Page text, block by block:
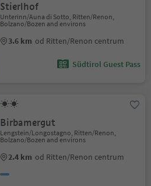
Stierlhof
Unterinn/Auna di Sotto, Ritten/Renon,
Bolzano/Bozen and environs
3.6 km od Ritten/Renon centrum
Südtirol Guest Pass
Birbamergut
Lengstein/Longostagno, Ritten/Renon,
Bolzano/Bozen and environs
2.4 km od Ritten/Renon centrum